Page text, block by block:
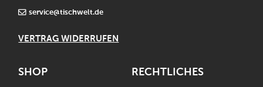
service@tischwelt.de
VERTRAG WIDERRUFEN
SHOP RECHTLICHES